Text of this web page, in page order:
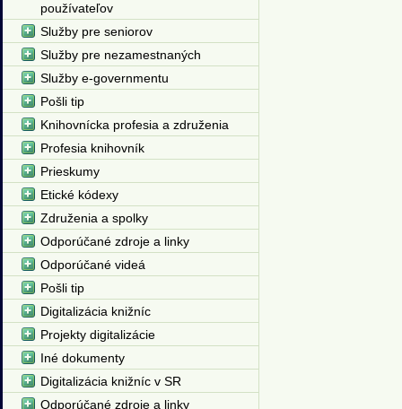
používateľov
Služby pre seniorov
Služby pre nezamestnaných
Služby e-governmentu
Pošli tip
Knihovnícka profesia a združenia
Profesia knihovník
Prieskumy
Etické kódexy
Združenia a spolky
Odporúčané zdroje a linky
Odporúčané videá
Pošli tip
Digitalizácia knižníc
Projekty digitalizácie
Iné dokumenty
Digitalizácia knižníc v SR
Odporúčané zdroje a linky